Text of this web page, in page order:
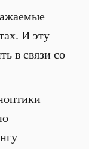
И эту
в связи со